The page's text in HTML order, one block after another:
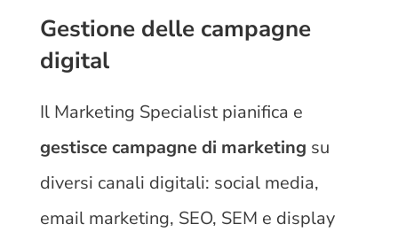
Gestione delle campagne
digital
Il Marketing Specialist pianifica e
gestisce campagne di marketing su
diversi canali digitali: social media,
email marketing, SEO, SEM e display